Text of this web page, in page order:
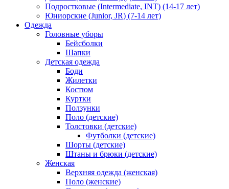
Подростковые (Intermediate, INT) (14-17 лет)
Юниорские (Junior, JR) (7-14 лет)
Одежда
Головные уборы
Бейсболки
Шапки
Детская одежда
Боди
Жилетки
Костюм
Куртки
Ползунки
Поло (детские)
Толстовки (детские)
Футболки (детские)
Шорты (детские)
Штаны и брюки (детские)
Женская
Верхняя одежда (женская)
Поло (женские)